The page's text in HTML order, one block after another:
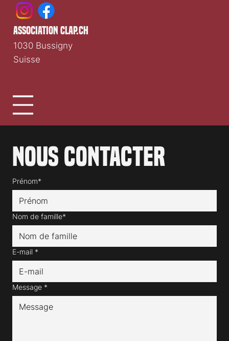
Nous contacter
Prénom*
Nom de famille*
E-mail *
Message *
association clap.ch
1030 Bussigny
Suisse